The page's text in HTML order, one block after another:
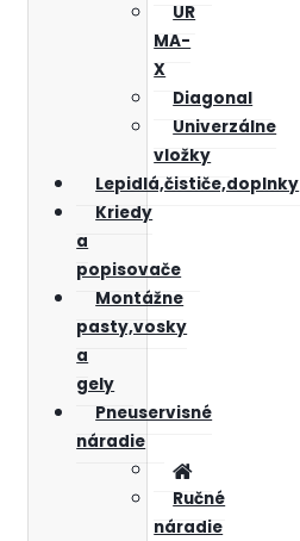
UR
MA-
X
Diagonal
Univerzálne
vložky
Lepidlá,čističe,doplnky
Kriedy
a
popisovače
Montážne
pasty,vosky
a
gely
Pneuservisné
náradie
Ručné
náradie